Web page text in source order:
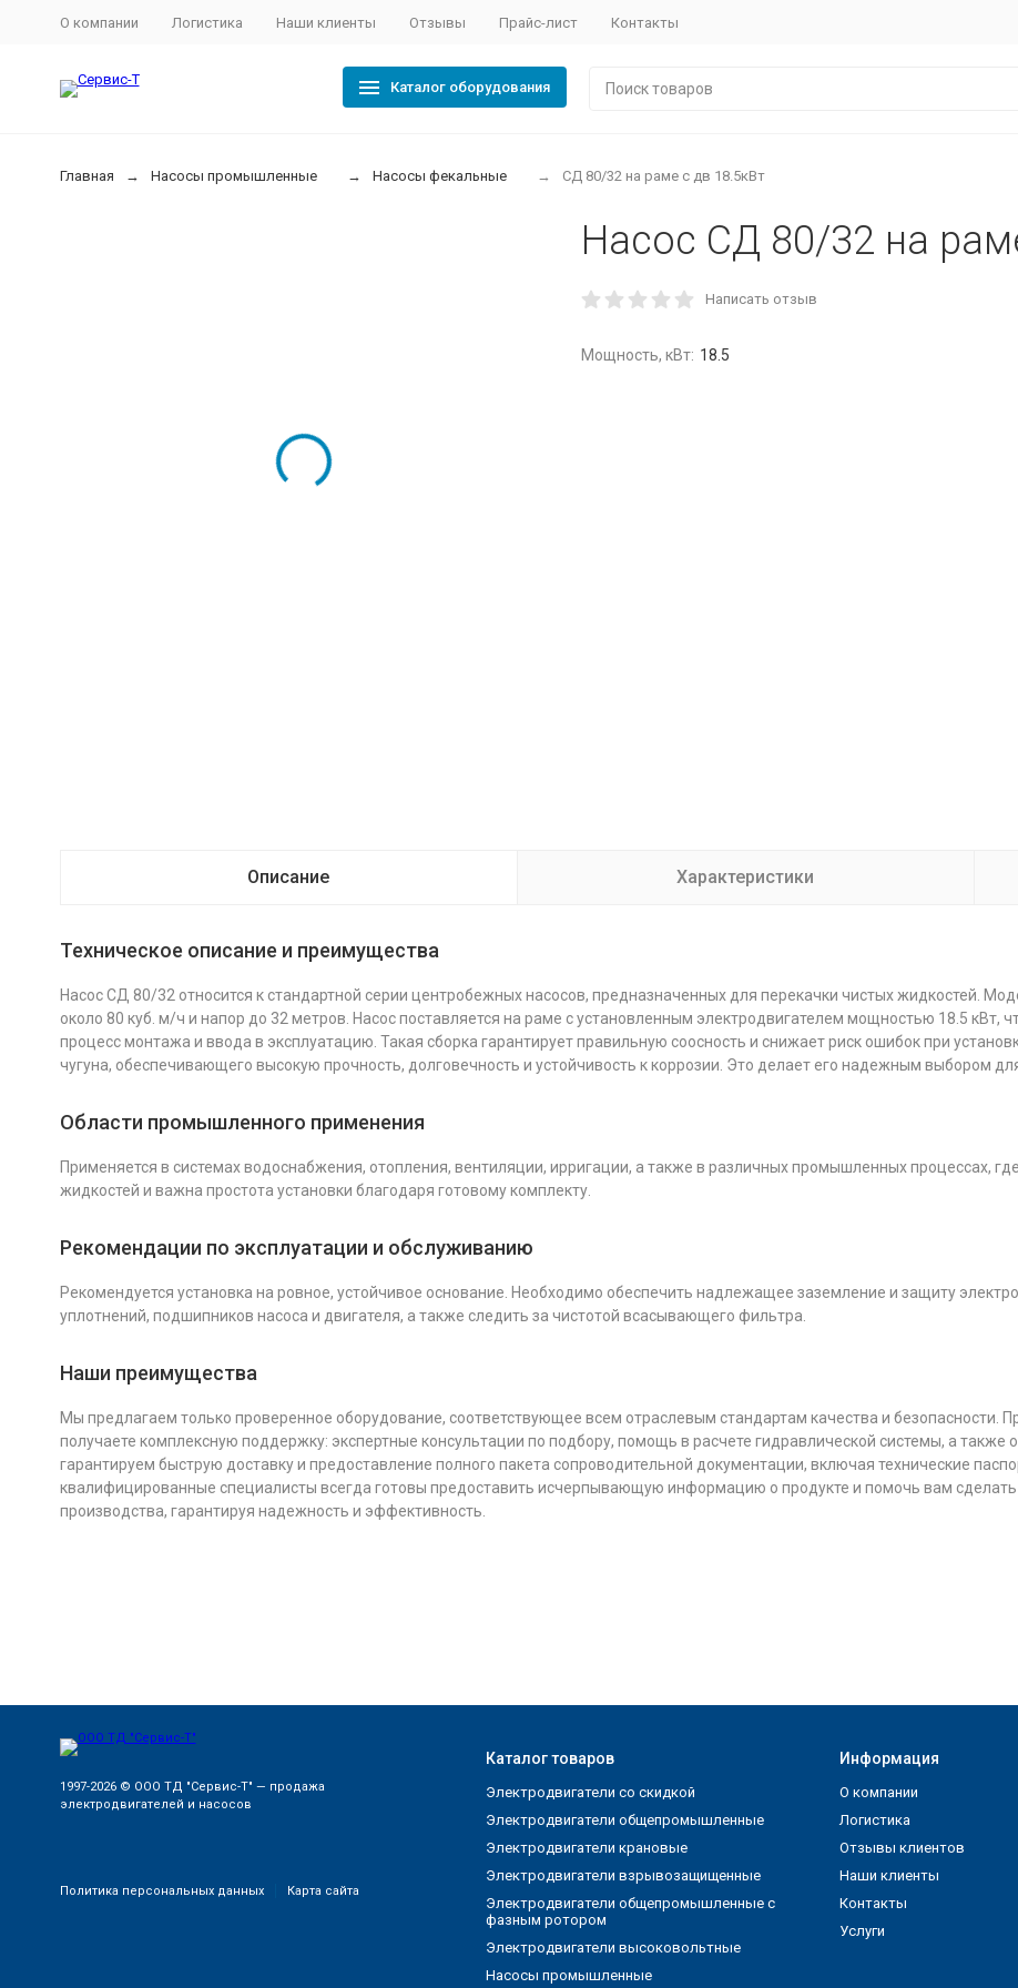
О компании Логистика Наши клиенты Отзывы Прайс-лист Контакты
Каталог оборудования
Главная Насосы промышленные Насосы фекальные СД 80/32 на раме с дв 18.5кВт
Насос СД 80/32 на
Написать отзыв
Мощность, кВт: 18.5
Описание Характеристики
Техническое описание и преимущества
Насос СД 80/32 относится к стандартной серии центробежных насосов, предназначенных для перекачки чистых жидкостей.
около 80 куб. м/ч и напор до 32 метров. Насос поставляется на раме с установленным электродвигателем мощностью 18.5
процесс монтажа и ввода в эксплуатацию. Такая сборка гарантирует правильную соосность и снижает риск ошибок при
чугуна, обеспечивающего высокую прочность, долговечность и устойчивость к коррозии. Это делает его надежным выбором
Области промышленного применения
Применяется в системах водоснабжения, отопления, вентиляции, ирригации, а также в различных промышленных процессах,
жидкостей и важна простота установки благодаря готовому комплекту.
Рекомендации по эксплуатации и обслуживанию
Рекомендуется установка на ровное, устойчивое основание. Необходимо обеспечить надлежащее заземление и защиту
уплотнений, подшипников насоса и двигателя, а также следить за чистотой всасывающего фильтра.
Наши преимущества
Мы предлагаем только проверенное оборудование, соответствующее всем отраслевым стандартам качества и безопасности.
получаете комплексную поддержку: экспертные консультации по подбору, помощь в расчете гидравлической системы, а также
гарантируем быструю доставку и предоставление полного пакета сопроводительной документации, включая технические
квалифицированные специалисты всегда готовы предоставить исчерпывающую информацию о продукте и помочь вам
производства, гарантируя надежность и эффективность.
1997-2026 © ООО ТД "Сервис-Т" — продажа
электродвигателей и насосов
Политика персональных данных Карта сайта
Каталог товаров
Электродвигатели со скидкой
Электродвигатели общепромышленные
Электродвигатели крановые
Электродвигатели взрывозащищенные
Электродвигатели общепромышленные с
фазным ротором
Электродвигатели высоковольтные
Насосы промышленные
Информация
О компании
Логистика
Отзывы клиентов
Наши клиенты
Контакты
Услуги